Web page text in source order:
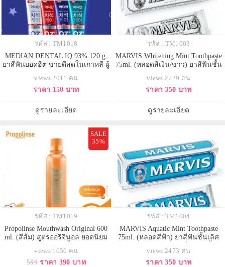
รหัส : TM1018
MEDIAN DENTAL IQ 93% 120 g.
ยาสีฟันยอดฮิต ขายดีสุดในเกาหลี ผู้
ดีมากก ยับยั้งการก่อตัวของคราบ
จุลินทรีย์ได้ถึง 93% ลมหายใจหอม
views 2011 คน
ราคา 150 บาท
ดูรายละเอียด
รหัส : TM1003
MARVIS Whitening Mint Toothpaste
75ml. (หลอดสีเงิน/ขาว) ยาสีฟันชั้น
ความสดชื่นที่ยาวนานขึ้นจากกลิ่น
มิ้นต์ ยาสีฟันระดับพรีเมี่ยม จาก
สดชื่น ลดกลิ่นไม่พึงประสงค์ ลดการ
สะสมของแบคทีเรียในช่
views 2729 คน
ราคา 350 บาท
ดูรายละเอียด
SALE
35%
รหัส : TM1019
Propolinse Mouthwash Original 600
ml. (สีส้ม) สูตรออริจินอล ยอดนิยม
สูตรแรกของ Propolinse ที่ออกมาก็ได้
รับความนิยมอย่างหนักมาก จนได้รับ
views 1050 คน
599 ราคา 390 บาท
รหัส : TM1004
MARVIS Aquatic Mint Toothpaste
75ml. (หลอดสีฟ้า) ยาสีฟันชั้นเลิศ
และ Cinnamon ดุจเหมือนอยู่
ท่ามกลางมหาสมุทรยามเช้าที่สดใส
views 2473 คน
ราคา 350 บาท